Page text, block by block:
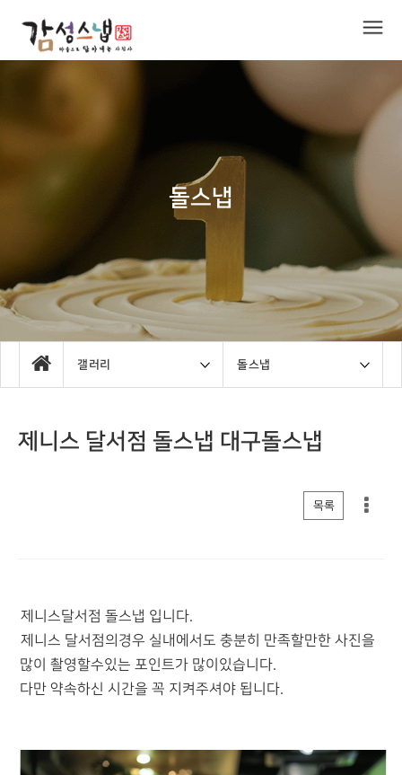
돌스냅
갤러리 돌스냅
제니스 달서점 돌스냅 대구돌스냅
목록
제니스달서점 돌스냅 입니다.
제니스 달서점의경우 실내에서도 충분히 만족할만한 사진을
많이 촬영할수있는 포인트가 많이있습니다.
다만 약속하신 시간을 꼭 지켜주셔야 됩니다.